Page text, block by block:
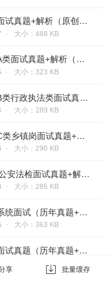
2015-2024广西省考面试真题+解析（原创解析31套）
· 大小：488 KB
2015-2024江苏省考A类面试真题+解析（原创解析18套）
· 大小：323 KB
2015-2024江苏省考B类行政执法类面试真题+解析（原创解析18套）
· 大小：289 KB
2015-2024江苏省考C类乡镇岗面试真题+解析（原创解析18套）
· 大小：290 KB
2021~2024四川省考公安法检面试真题+解析（原创解析41套）
· 大小：285 KB
2018-2024国考统计系统面试（历年真题+答题示范+原创解析20套）
· 大小：363 KB
2020-2024天津市考面试真题（历年真题+答案解析+原创解析）
· 大小：378 KB
享  批量缓存